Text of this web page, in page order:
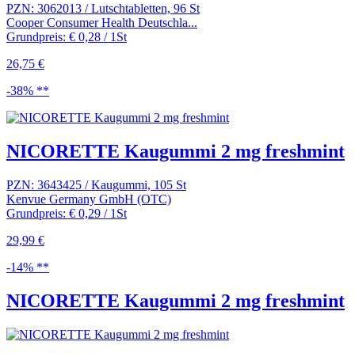
PZN: 3062013 / Lutschtabletten, 96 St
Cooper Consumer Health Deutschla...
Grundpreis: € 0,28 / 1St
26,75 €
-38% **
NICORETTE Kaugummi 2 mg freshmint
PZN: 3643425 / Kaugummi, 105 St
Kenvue Germany GmbH (OTC)
Grundpreis: € 0,29 / 1St
29,99 €
-14% **
NICORETTE Kaugummi 2 mg freshmint